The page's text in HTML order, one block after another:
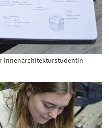
Innenarchitekturstudentin